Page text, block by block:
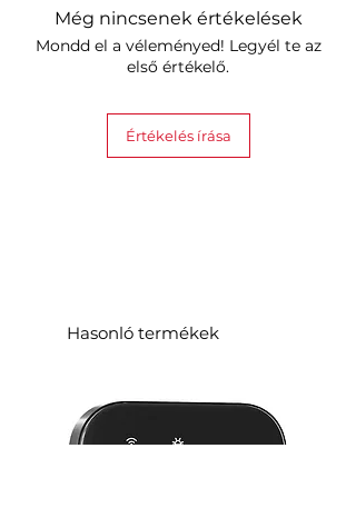
Még nincsenek értékelések
Mondd el a véleményed! Legyél te az
első értékelő.
Értékelés írása
Hasonló termékek